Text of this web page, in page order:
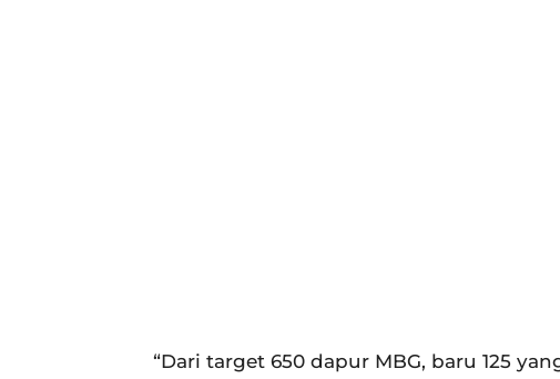
“Dari target 650 dapur MBG, baru 125